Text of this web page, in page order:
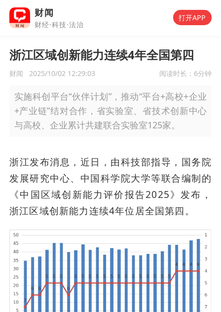
财闻
财经·科技·法治
打开APP
浙江区域创新能力连续4年全国第四
财闻 2025/10/02 12:29:03 阅读时长： 6分钟
实施科创平台“伙伴计划”，推动“平台+高校+企业
+产业链”结对合作，省实验室、省技术创新中心
与高校、企业累计共建联合实验室125家。
浙江发布消息，近日，由科技部指导，国务院
发展研究中心、中国科学院大学等联合编制的
《中国区域创新能力评价报告2025》发布，
浙江区域创新能力连续4年位居全国第四。